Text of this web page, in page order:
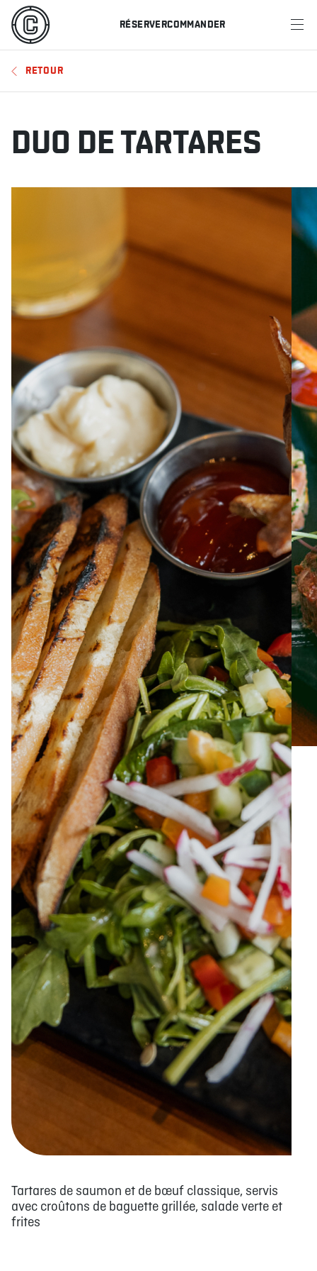
RÉSERVERCOMMANDER
MENU
RESTAURANTS
OFFRES ET PROMOTIONS
RÉSERVER
À PROPOS EMPLOIS EN ÉPICERIE BOUTIQUE
TRAITEUR ÉVÉNEMENTIEL NOUS JOINDRE
DONNER VOTRE OPINION
RETOUR
DUO DE TARTARES
Tartares de saumon et de bœuf classique, servis
avec croûtons de baguette grillée, salade verte et
frites